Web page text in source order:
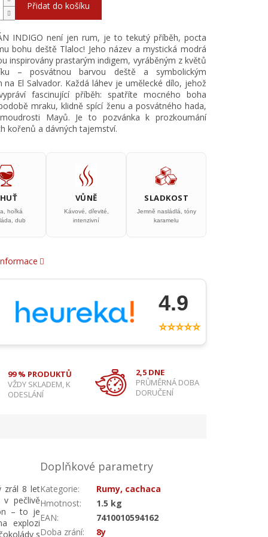
Přidat do košíku
INDIGO není jen rum, je to tekutý příběh, pocta
bohu deště Tlaloc! Jeho název a mystická modrá
inspirovány prastarým indigem, vyráběným z květů
– posvátnou barvou deště a symbolickým
na El Salvador. Každá láhev je umělecké dílo, jehož
fascinující příběh: spatříte mocného boha
mraku, klidně spící ženu a posvátného hada,
Mayů. Je to pozvánka k prozkoumání
kořenů a dávných tajemství.
hořká
dub
VŮNĚ
Kávové, dřevité,
intenzivní
SLADKOST
Jemně nasládlá, tóny
karamelu
4.9
⭐⭐⭐⭐⭐
99 % PRODUKTŮ
VŽDY SKLADEM, K
ODESLÁNÍ
2,5 DNE
PRŮMĚRNÁ DOBA
DORUČENÍ
zrál 8 let
pečlivě
– to je
explozi
s
Doplňkové parametry
Kategorie:
Rumy, cachaca
Hmotnost:
1.5 kg
EAN:
7410010594162
Doba zrání:
8y